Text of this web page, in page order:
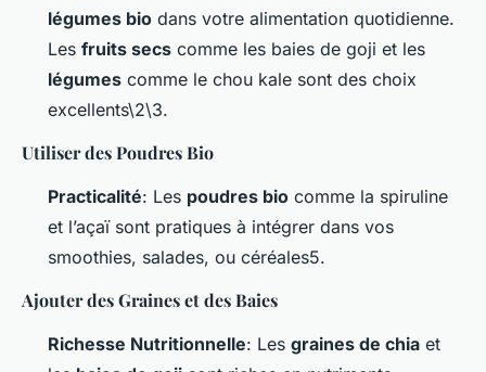
légumes bio dans votre alimentation quotidienne.
Les fruits secs comme les baies de goji et les
légumes comme le chou kale sont des choix
excellents\2\3.
Utiliser des Poudres Bio
Practicalité: Les poudres bio comme la spiruline
et l’açaï sont pratiques à intégrer dans vos
smoothies, salades, ou céréales5.
Ajouter des Graines et des Baies
Richesse Nutritionnelle: Les graines de chia et